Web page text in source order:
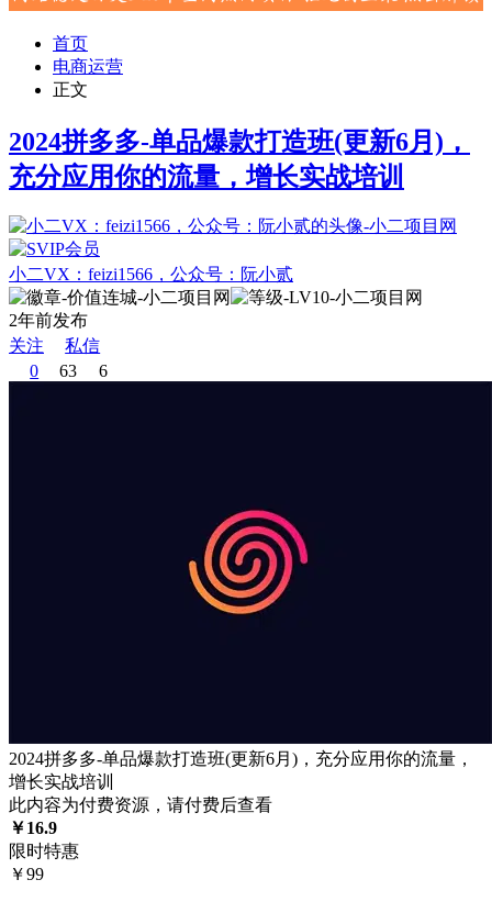
首页
电商运营
正文
2024拼多多-单品爆款打造班(更新6月)，
充分应用你的流量，增长实战培训
小二VX：feizi1566，公众号：阮小贰
2年前发布
关注
私信
0
63 6
2024拼多多-单品爆款打造班(更新6月)，充分应用你的流量，
增长实战培训
此内容为付费资源，请付费后查看
￥16.9
限时特惠
￥99